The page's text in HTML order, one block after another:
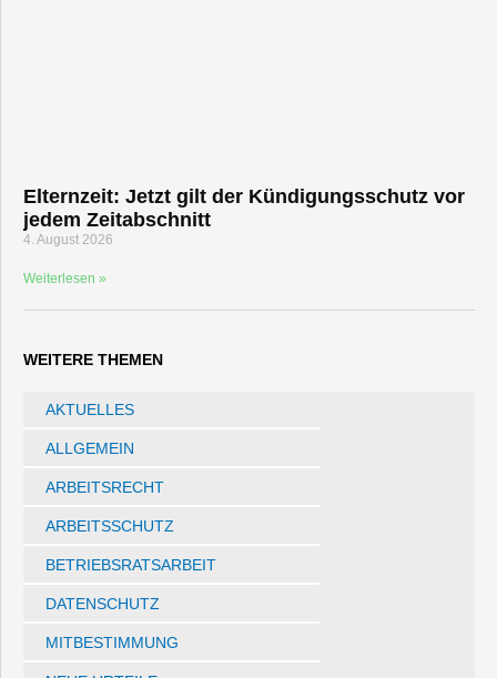
Elternzeit: Jetzt gilt der Kündigungsschutz vor
jedem Zeitabschnitt
4. August 2026
Weiterlesen »
WEITERE THEMEN
AKTUELLES
ALLGEMEIN
ARBEITSRECHT
ARBEITSSCHUTZ
BETRIEBSRATSARBEIT
DATENSCHUTZ
MITBESTIMMUNG